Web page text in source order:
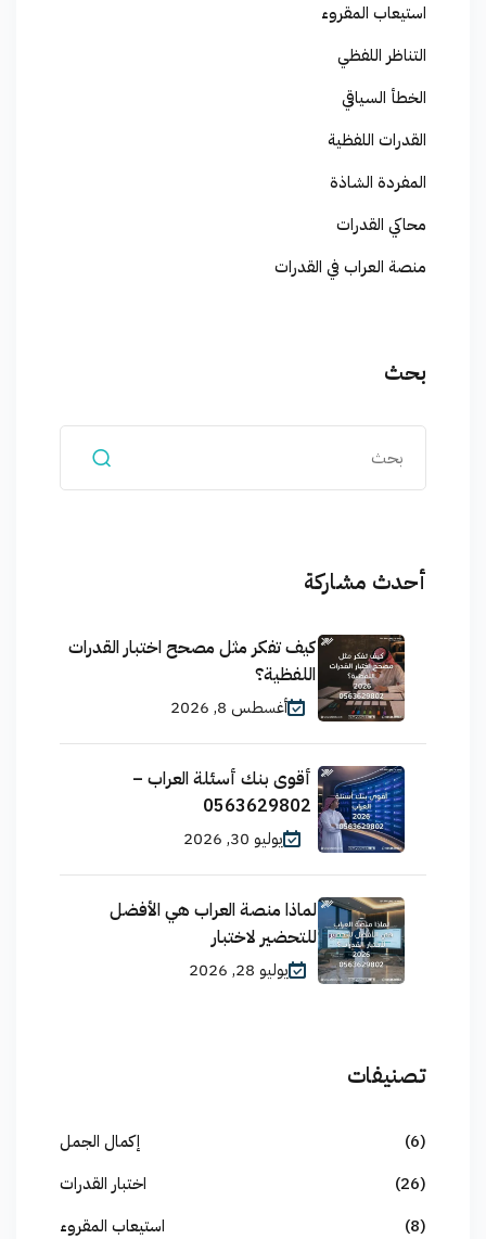
استيعاب المقروء
التناظر اللفظي
الخطأ السياقي
القدرات اللفظية
المفردة الشاذة
محاكي القدرات
منصة العراب في القدرات
بحث
أحدث مشاركة
كيف تفكر مثل مصحح اختبار القدرات
اللفظية؟
أغسطس 8, 2026
أقوى بنك أسئلة العراب –
0563629802
يوليو 30, 2026
لماذا منصة العراب هي الأفضل
للتحضير لاختبار
يوليو 28, 2026
تصنيفات
إكمال الجمل
(6)
اختبار القدرات
(26)
استيعاب المقروء
(8)